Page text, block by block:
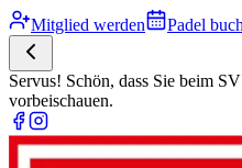
Mitglied werden Padel
Servus! Schön, dass Sie beim
vorbeischauen.